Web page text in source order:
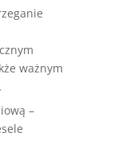
ważnym
–